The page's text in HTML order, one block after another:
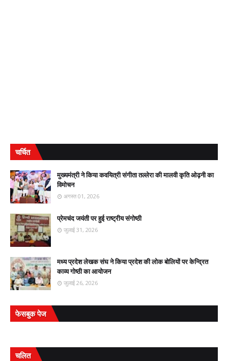
चर्चित
मुख्यमंत्री ने किया कवयित्री संगीता तल्लेरा की मालवी कृति ओढ़नी का
विमोचन
अगस्त 01, 2026
प्रेमचंद जयंती पर हुई राष्ट्रीय संगोष्ठी
जुलाई 31, 2026
मध्य प्रदेश लेखक संघ ने किया प्रदेश की लोक बोलियों पर केन्द्रित
काव्य गोष्ठी का आयोजन
जुलाई 26, 2026
फेसबुक पेज
चलित